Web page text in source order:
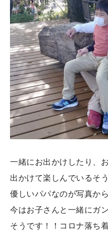
一緒にお出かけしたり、
出かけて楽しんでいるそう
優しいパパなのが写真か
今はお子さんと一緒にガ
そうです！！コロナ落ち